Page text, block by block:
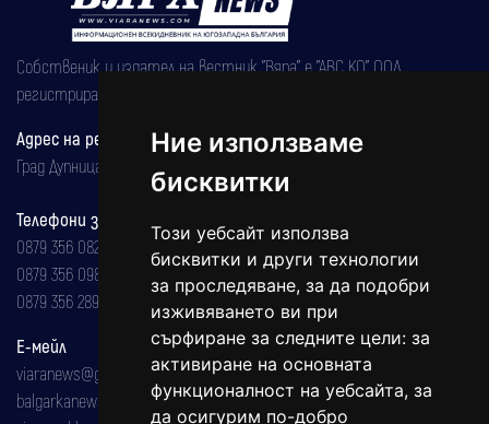
Ние използваме
бисквитки
Този уебсайт използва
бисквитки и други технологии
за проследяване, за да подобри
изживяването ви при
сърфиране за следните цели: за
активиране на основната
функционалност на уебсайта, за
да осигурим по-добро
Собственик и издател на вестник "Вяра" е "АВС КО" ООД,
регистрирана на 08.05.2002 година.
Адрес на редакцията
Град Дупница, ул.''Христо Ботев" 43
Телефони за реклама и абонаменти
0879 356 082
0879 356 098
0879 356 289
Е-мейл
viaranews@gmail.com
balgarkanews@gmail.com